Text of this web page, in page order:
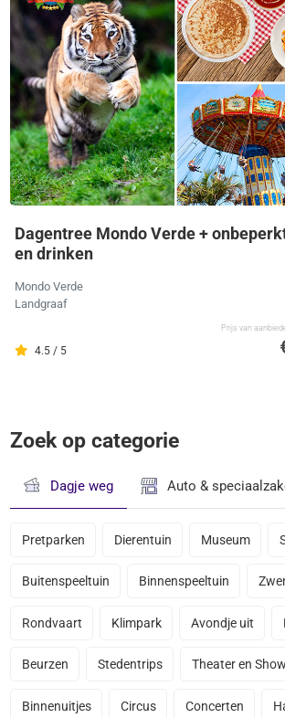
Dagentree Mondo Verde +
en drinken
Mondo Verde
Landgraaf
4.5 / 5
Prijs van
Zoek op categorie
Dagje weg Auto &
Pretparken Dierentuin Museum
Buitenspeeltuin Binnenspeeltuin
Rondvaart Klimpark Avondje uit
Beurzen Stedentrips Theater en
Binnenuitjes Circus Concerten